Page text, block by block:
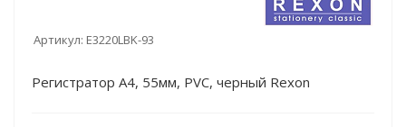
Артикул: E3220LBK-93
Регистратор A4, 55мм, PVC, черный Rexon